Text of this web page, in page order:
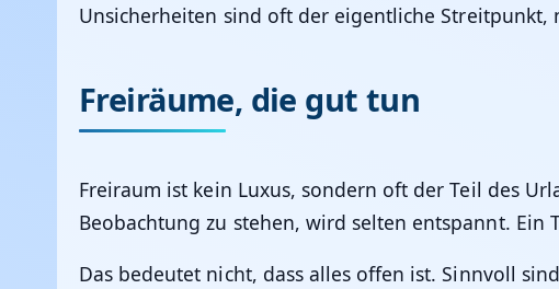
Unsicherheiten sind oft der eigentliche Streitpunkt,
Freiräume, die gut tun
Freiraum ist kein Luxus, sondern oft der Teil des
Beobachtung zu stehen, wird selten entspannt.
Das bedeutet nicht, dass alles offen ist. Sinnvoll